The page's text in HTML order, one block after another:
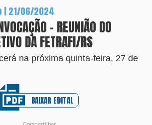
| 21/06/2024
- REUNIÃO DO
DA FETRAFI/RS
na próxima quinta-feira, 27 de
BAIXAR EDITAL